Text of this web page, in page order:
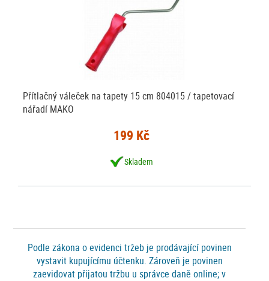
Přítlačný váleček na tapety 15 cm 804015 / tapetovací
nářadí MAKO
199 Kč
Skladem
Podle zákona o evidenci tržeb je prodávající povinen
vystavit kupujícímu účtenku. Zároveň je povinen
zaevidovat přijatou tržbu u správce daně online; v